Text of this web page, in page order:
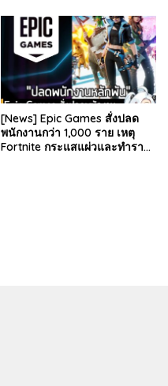
[News] Epic Games สั่งปลด
พนักงานกว่า 1,000 ราย เหตุ
Fortnite กระแสแผ่วและทำราย